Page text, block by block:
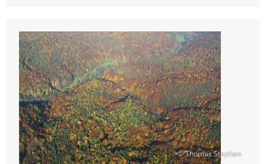
zum
Nationalpark
Bayerischer
Wald
© Thomas Stephan